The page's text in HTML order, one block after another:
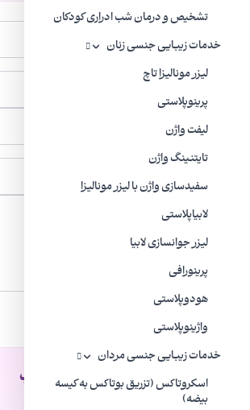
تشخیص و درمان شب ادراری کودکان
خدمات زیبایی جنسی زنان
لیزر مونالیزا تاچ
پرینوپلاستی
لیفت واژن
تایتنینگ واژن
سفیدسازی واژن با لیزر مونالیزا
لابیاپلاستی
ليزر جوانسازی لابیا
پرینورافی
هودوپلاستی
واژینوپلاستی
خدمات زیبایی جنسی مردان
اسکروتاکس (تزریق بوتاکس به کیسه
بیضه)
ارسال
فهرست مطالب